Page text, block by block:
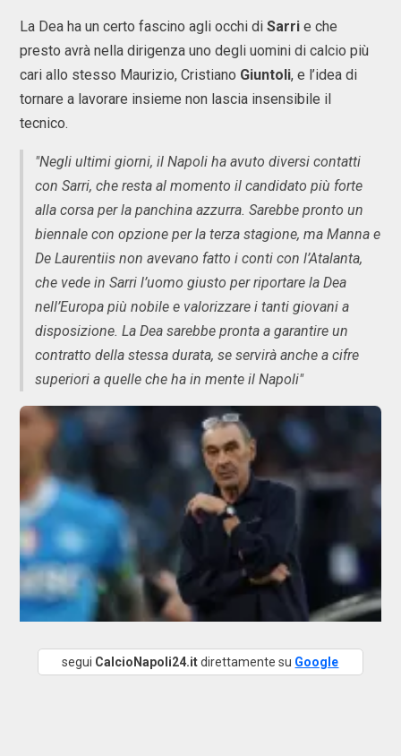
La Dea ha un certo fascino agli occhi di Sarri e che
presto avrà nella dirigenza uno degli uomini di calcio più
cari allo stesso Maurizio, Cristiano Giuntoli, e l’idea di
tornare a lavorare insieme non lascia insensibile il
tecnico.
"Negli ultimi giorni, il Napoli ha avuto diversi contatti
con Sarri, che resta al momento il candidato più forte
alla corsa per la panchina azzurra. Sarebbe pronto un
biennale con opzione per la terza stagione, ma Manna e
De Laurentiis non avevano fatto i conti con l’Atalanta,
che vede in Sarri l’uomo giusto per riportare la Dea
nell’Europa più nobile e valorizzare i tanti giovani a
disposizione. La Dea sarebbe pronta a garantire un
contratto della stessa durata, se servirà anche a cifre
superiori a quelle che ha in mente il Napoli"
segui CalcioNapoli24.itdirettamente su Google